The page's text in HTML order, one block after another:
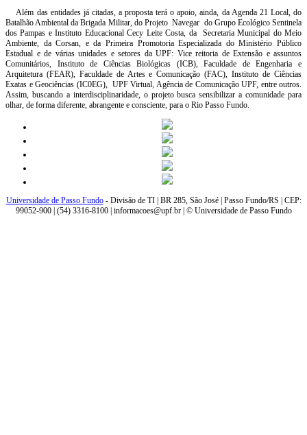
Além das entidades já citadas, a proposta terá o apoio, ainda, da Agenda 21 Local, do
Batalhão Ambiental da Brigada Militar, do Projeto Navegar do Grupo Ecológico Sentinela
dos Pampas e Instituto Educacional Cecy Leite Costa, da Secretaria Municipal do Meio
Ambiente, da Corsan, e da Primeira Promotoria Especializada do Ministério Público
Estadual e de várias unidades e setores da UPF: Vice reitoria de Extensão e assuntos
Comunitários, Instituto de Ciências Biológicas (ICB), Faculdade de Engenharia e
Arquitetura (FEAR), Faculdade de Artes e Comunicação (FAC), Instituto de Ciências
Exatas e Geociências (IC0EG), UPF Virtual, Agência de Comunicação UPF, entre outros.
Assim, buscando a interdisciplinaridade, o projeto busca sensibilizar a comunidade para
olhar, de forma diferente, abrangente e consciente, para o Rio Passo Fundo.
Universidade de Passo Fundo- Divisão de TI | BR 285, São José | Passo Fundo/RS | CEP:
99052-900 | (54) 3316-8100 | informacoes@upf.br | © Universidade de Passo Fundo